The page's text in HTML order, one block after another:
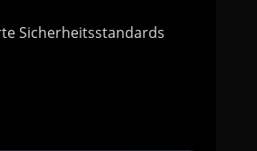
Sicherheitsstandards